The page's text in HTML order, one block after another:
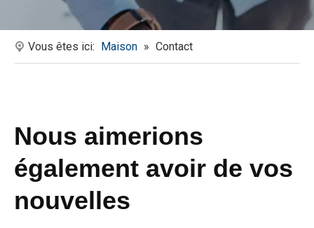
Vous êtes ici: Maison » Contact
Nous aimerions
également avoir de vos
nouvelles